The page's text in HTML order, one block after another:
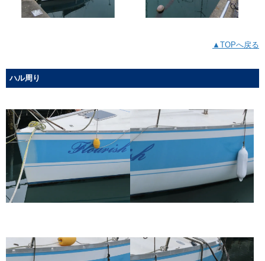
▲TOPへ戻る
ハル周り